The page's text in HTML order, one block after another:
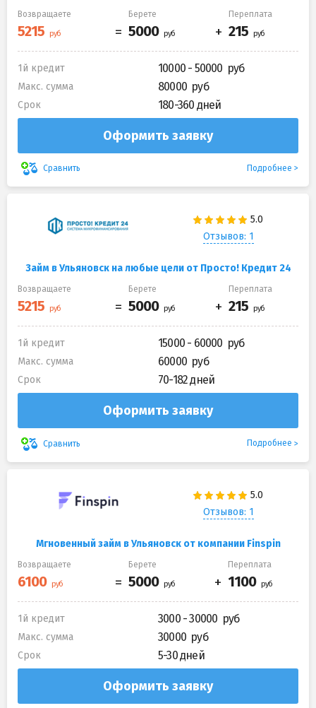
Возвращаете Берете Переплата
1й кредит 10000 - 50000
Макс. сумма 80000
Срок 180-360 дней
Оформить заявку
Сравнить Подробнее
Отзывов: 1
Займ в Ульяновск на любые цели от Просто! Кредит 24
Возвращаете Берете Переплата
1й кредит 15000 - 60000
Макс. сумма 60000
Срок 70-182 дней
Оформить заявку
Сравнить Подробнее
Отзывов: 1
Мгновенный займ в Ульяновск от компании Finspin
Возвращаете Берете Переплата
1й кредит 3000 - 30000
Макс. сумма 30000
Срок 5-30 дней
Оформить заявку